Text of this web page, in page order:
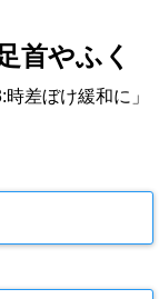
首やふく
差ぼけ緩和に」